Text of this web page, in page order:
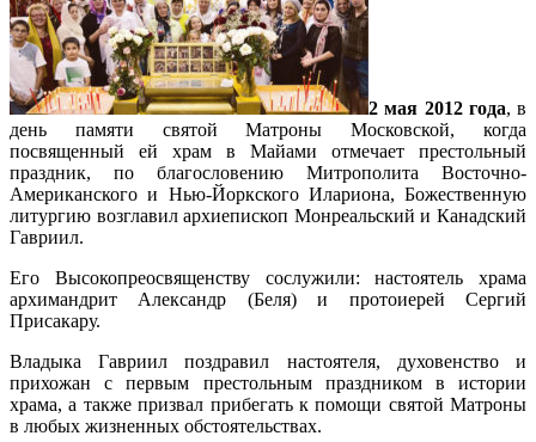
2 мая 2012 года, в
день памяти святой Матроны Московской, когда
посвященный ей храм в Майами отмечает престольный
праздник, по благословению Митрополита Восточно-
Американского и Нью-Йоркского Илариона, Божественную
литургию возглавил архиепископ Монреальский и Канадский
Гавриил.
Его Высокопреосвященству сослужили: настоятель храма
архимандрит Александр (Беля) и протоиерей Сергий
Присакару.
Владыка Гавриил поздравил настоятеля, духовенство и
прихожан с первым престольным праздником в истории
храма, а также призвал прибегать к помощи святой Матроны
в любых жизненных обстоятельствах.